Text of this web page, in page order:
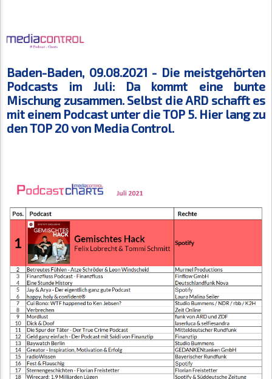
Baden-Baden, 09.08.2021 - Die meistgehörten
Podcasts im Juli: Da kommt eine bunte
Mischung zusammen. Selbst die ARD schafft es
mit einem Podcast unter die TOP 5. Hier lang zu
den TOP 20 von Media Control.